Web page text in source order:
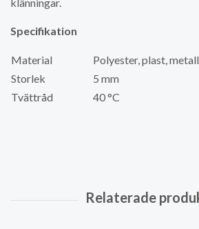
Specifikation
Material
Polyester, plast, metall
Storlek
5 mm
Tvättråd
40 °C